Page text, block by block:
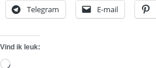
Telegram E-mail
Vind ik leuk:
Aan